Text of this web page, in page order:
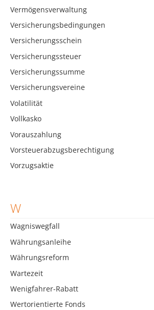
Vermögensverwaltung
Versicherungsbedingungen
Versicherungsschein
Versicherungssteuer
Versicherungssumme
Versicherungsvereine
Volatilität
Vollkasko
Vorauszahlung
Vorsteuerabzugsberechtigung
Vorzugsaktie
W
Wagniswegfall
Währungsanleihe
Währungsreform
Wartezeit
Wenigfahrer-Rabatt
Wertorientierte Fonds